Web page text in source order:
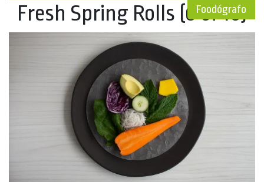
Foodógrafo
Fresh Spring Rolls (6 of 10)